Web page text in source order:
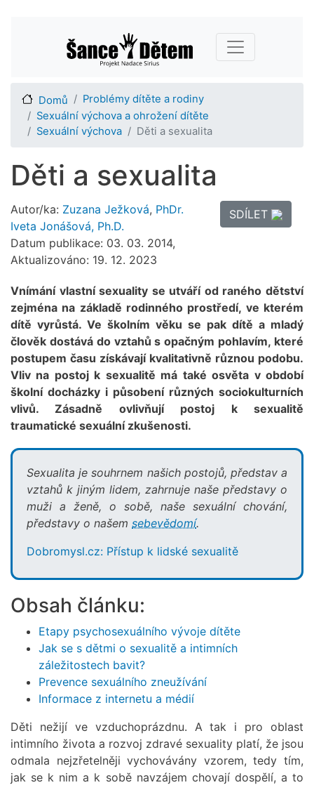
hlavnímu
obsahu
Main navigation
Domů
Problémy dítěte a rodiny
Sexuální výchova a ohrožení dítěte
Sexuální výchova
Děti a sexualita
Děti a sexualita
Autor/ka: Zuzana Ježková, PhDr.
Iveta Jonášová, Ph.D.
Datum publikace: 03. 03. 2014,
Aktualizováno: 19. 12. 2023
SDÍLET
Vnímání vlastní sexuality se utváří od raného dětství
zejména na základě rodinného prostředí, ve kterém
dítě vyrůstá. Ve školním věku se pak dítě a mladý
člověk dostává do vztahů s opačným pohlavím, které
postupem času získávají kvalitativně různou podobu.
Vliv na postoj k sexualitě má také osvěta v období
školní docházky i působení různých sociokulturních
vlivů. Zásadně ovlivňují postoj k sexualitě
traumatické sexuální zkušenosti.
Sexualita je souhrnem našich postojů, představ a
vztahů k jiným lidem, zahrnuje naše představy o
muži a ženě, o sobě, naše sexuální chování,
představy o našem sebevědomí.
Dobromysl.cz: Přístup k lidské sexualitě
Obsah článku:
Etapy psychosexuálního vývoje dítěte
Jak se s dětmi o sexualitě a intimních
záležitostech bavit?
Prevence sexuálního zneužívání
Informace z internetu a médií
Děti nežijí ve vzduchoprázdnu. A tak i pro oblast
intimního života a rozvoj zdravé sexuality platí, že jsou
odmala nejzřetelněji vychovávány vzorem, tedy tím,
jak se k nim a k sobě navzájem chovají dospělí, a to